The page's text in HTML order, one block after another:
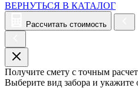
ВЕРНУТЬСЯ В КАТАЛОГ
Рассчитать стоимость
Получите смету с точным
Выберите вид забора и